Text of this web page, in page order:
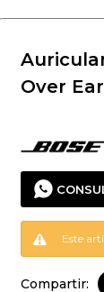
Over
Este